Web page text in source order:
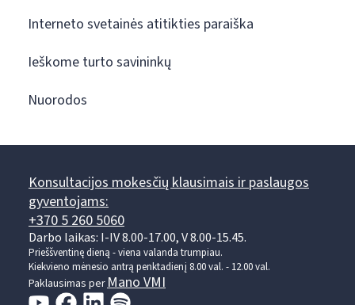
Interneto svetainės atitikties paraiška
Ieškome turto savininkų
Nuorodos
Konsultacijos mokesčių klausimais ir paslaugos
gyventojams:
+370 5 260 5060
Darbo laikas: I-IV 8.00-17.00, V 8.00-15.45.
Prieššventinę dieną - viena valanda trumpiau.
Kiekvieno mėnesio antrą penktadienį 8.00 val. - 12.00 val.
Paklausimas perMano VMI